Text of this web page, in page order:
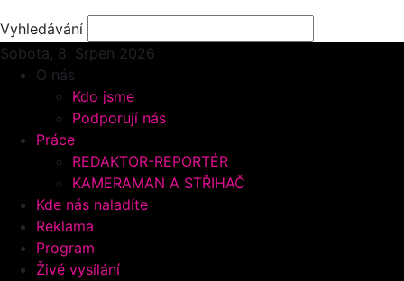
Vyhledávání
Sobota, 8. Srpen 2026
O nás
Kdo jsme
Podporují nás
Práce
REDAKTOR-REPORTÉR
KAMERAMAN A STŘIHAČ
Kde nás naladíte
Reklama
Program
Živé vysílání